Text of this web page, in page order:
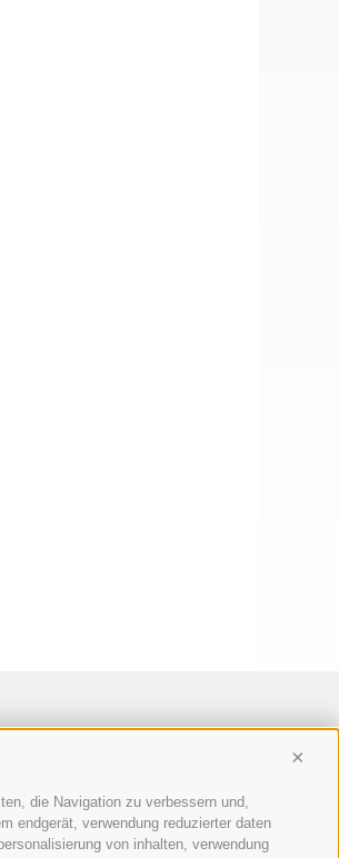
die Navigation zu verbessern und,
endgerät, verwendung reduzierter daten
von inhalten, verwendung